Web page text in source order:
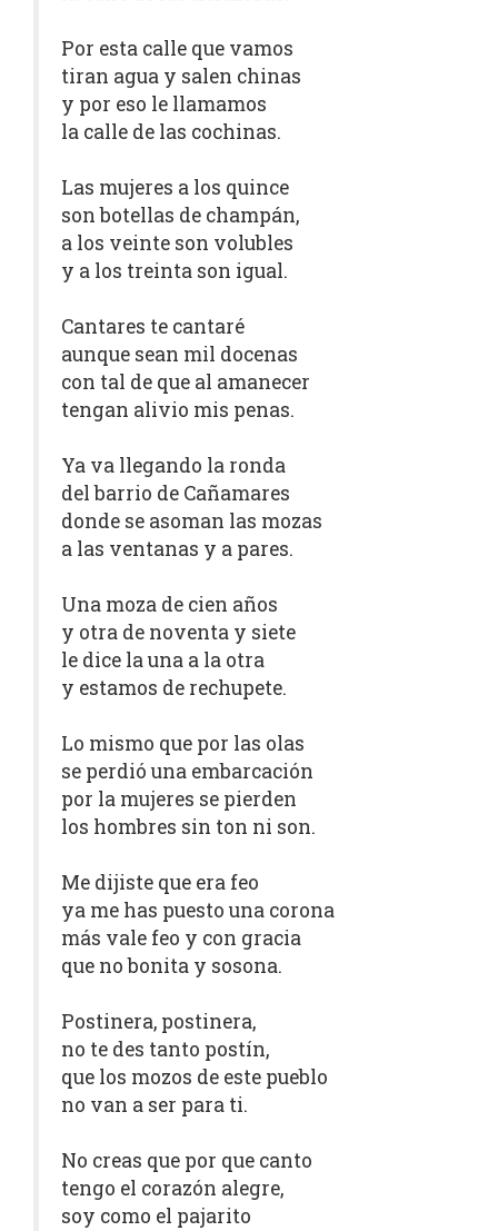
Por esta calle que vamos
tiran agua y salen chinas
y por eso le llamamos
la calle de las cochinas.
Las mujeres a los quince
son botellas de champán,
a los veinte son volubles
y a los treinta son igual.
Cantares te cantaré
aunque sean mil docenas
con tal de que al amanecer
tengan alivio mis penas.
Ya va llegando la ronda
del barrio de Cañamares
donde se asoman las mozas
a las ventanas y a pares.
Una moza de cien años
y otra de noventa y siete
le dice la una a la otra
y estamos de rechupete.
Lo mismo que por las olas
se perdió una embarcación
por la mujeres se pierden
los hombres sin ton ni son.
Me dijiste que era feo
ya me has puesto una corona
más vale feo y con gracia
que no bonita y sosona.
Postinera, postinera,
no te des tanto postín,
que los mozos de este pueblo
no van a ser para ti.
No creas que por que canto
tengo el corazón alegre,
soy como el pajarito